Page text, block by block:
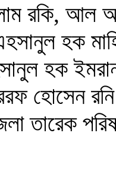
রকি, আল
হক
হক
হোসেন
তারেক